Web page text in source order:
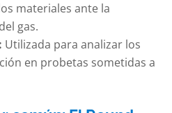
materiales ante la
gas.
Utilizada para analizar los
en probetas sometidas a